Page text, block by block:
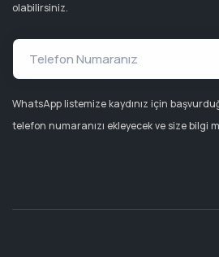
olabilirsiniz.
WhatsApp listemize kaydınız için
telefon numaranızı ekleyecek ve size bilgi